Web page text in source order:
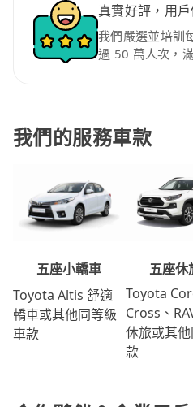
真實好評，用
我們嚴選並培訓
過 50 萬人次，
我們的服務車款
五座小轎車
Toyota Altis 舒適
轎車或其他同等級
車款
五座休
Toyota
Cross、
休旅或其
款